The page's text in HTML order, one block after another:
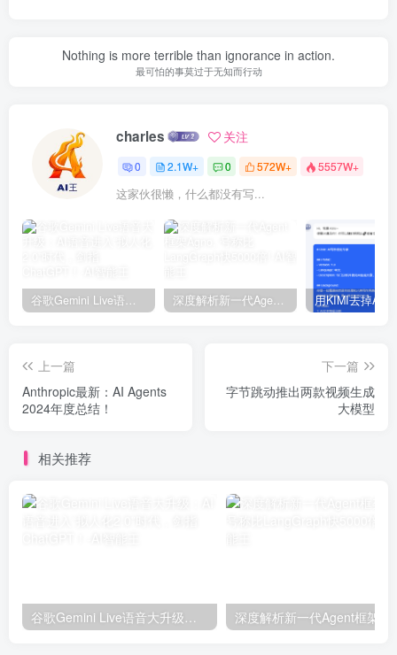
Nothing is more terrible than ignorance in action.
最可怕的事莫过于无知而行动
charles 关注
0 2.1W+ 0 572W+ 5557W+
这家伙很懒，什么都没有写...
谷歌Gemini Live语音大升级：AI语音进入“拟人化2.0”时代，剑指ChatGPT！ 深度解析新一代Agent框架Agno, 号称比LangGraph快5000倍!
上一篇
Anthropic最新：AI Agents
2024年度总结！
下一篇
字节跳动推出两款视频生成
大模型
相关推荐
谷歌Gemini Live语音大升级：AI语音进入“拟人化2.0”时代，剑指ChatGPT！